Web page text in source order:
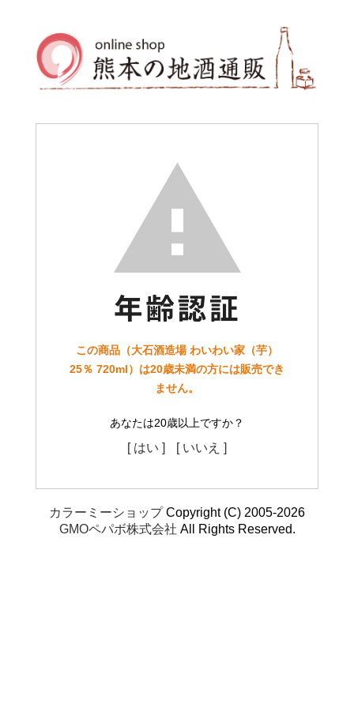
この商品（大石酒造場 わいわい家（芋）
25％ 720ml）は20歳未満の方には販売でき
ません。
あなたは20歳以上ですか？
[ はい ] [ いいえ ]
カラーミーショップ Copyright (C) 2005-2026
GMOペパボ株式会社 All Rights Reserved.